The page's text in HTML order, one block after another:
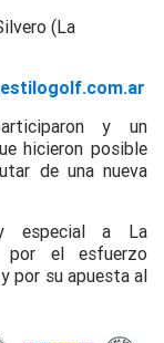
(La
y un
hicieron posible
de una nueva
especial a La
por el esfuerzo
por su apuesta al